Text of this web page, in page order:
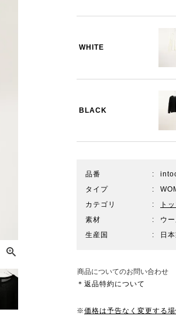
WHITE
BLACK
品番
タイプ
カテゴリ
ト
素材
ウ
生産国
日
商品についてのお問い合わせ
＊返品特約について
※価格は予告なく変更する